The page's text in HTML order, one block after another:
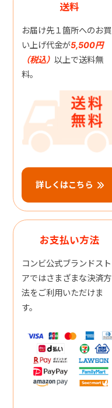
送料
お届け先１箇所へのお買
い上げ代金が5,500円
（税込） 以上で送料無
料。
詳しくはこちら
お支払い方法
コンビ公式ブランドスト
アではさまざまな決済方
法をご利用いただけま
す。